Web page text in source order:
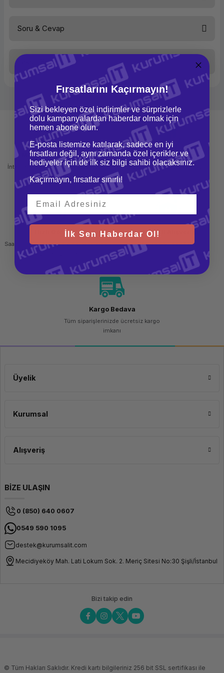
Yorum Yaz
Soru & Cevap
Ürün hakkında henüz soru sorulmamış.
Taksit Seçenekleri
Mağazadan Teslimat
İnternetten sipariş et ve mağazadan
teslim al
İade ve Değişim
Kolay iade ve değişim imkanı
Hızlı Gönderi
Saat 15.00'a kadar yapılan siparişlerde
aynı gün kargo imkanı
Güvenli Alışveriş
256 bit SSL sertifikası
Kargo Bedava
Tüm siparişlerinizde ücretsiz kargo
imkanı
Üyelik
Kurumsal
Alışveriş
BİZE ULAŞIN
0 (850) 640 0607
0549 590 1095
destek@kurumsalit.com
Mecidiyeköy Mah. Lati Lokum Sok. 2. Meriç Sitesi No:30 Şişli/İstanbul
Bizi takip edin
© Tüm Hakları Saklıdır. Kredi kartı bilgileriniz 256 bit SSL sertifikası ile
Fırsatlarını Kaçırmayın!
Sizi bekleyen özel indirimler ve sürprizlerle
dolu kampanyalardan haberdar olmak için
hemen abone olun.
E-posta listemize katılarak, sadece en iyi
fırsatları değil, aynı zamanda özel içerikler ve
hediyeler için de ilk siz bilgi sahibi olacaksınız.
Kaçırmayın, fırsatlar sınırlı!
İlk Sen Haberdar Ol!